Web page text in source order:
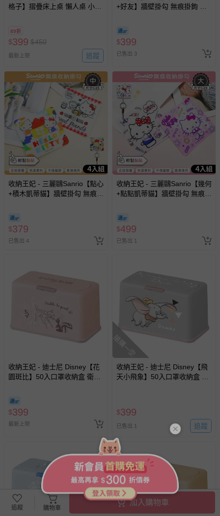
格子】摺疊床上桌 懶人桌 小桌
89折
$399 $450
最新上架 追蹤
+好友】牆壁掛勾 無痕掛鉤 吊
$399
已售出 3
收納王妃 - 三麗鷗Sanrio【點心
+積木凱蒂貓】牆壁掛勾 無痕掛
$379
已售出 4
收納王妃 - 三麗鷗Sanrio【幾何
+點點凱蒂貓】牆壁掛勾 無痕掛
$499
已售出 1
收納王妃 - 迪士尼 Disney【花
園斑比】50入口罩收納盒 衛生
$399
最新上架
搶購一空
收納王妃 - 迪士尼 Disney【飛
天小飛象】50入口罩收納盒 衛
$399
已售出 1 追蹤
追蹤 購物車
加入購物車